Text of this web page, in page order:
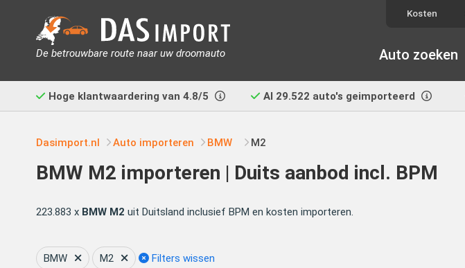
De betrouwbare route naar uw droomauto
Kosten
Auto zoeken
Hoge klantwaardering van 4.8/5 Al 29.522 auto's geimporteerd
Dasimport.nl Auto importeren BMW M2
BMW M2 importeren | Duits aanbod incl. BPM
223.883 x BMW M2 uit Duitsland inclusief BPM en kosten importeren.
BMW M2 Filters wissen